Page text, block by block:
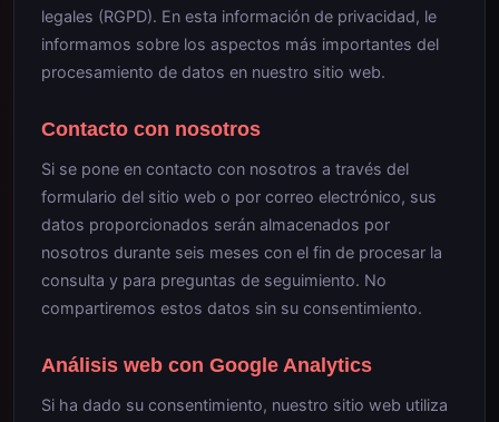
legales (RGPD). En esta información de privacidad, le
informamos sobre los aspectos más importantes del
procesamiento de datos en nuestro sitio web.
Contacto con nosotros
Si se pone en contacto con nosotros a través del
formulario del sitio web o por correo electrónico, sus
datos proporcionados serán almacenados por
nosotros durante seis meses con el fin de procesar la
consulta y para preguntas de seguimiento. No
compartiremos estos datos sin su consentimiento.
Análisis web con Google Analytics
Si ha dado su consentimiento, nuestro sitio web utiliza